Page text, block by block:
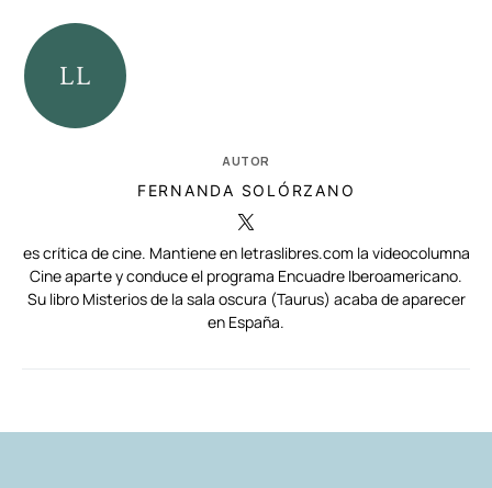
AUTOR
FERNANDA SOLÓRZANO
es crítica de cine. Mantiene en letraslibres.com la videocolumna
Cine aparte y conduce el programa Encuadre Iberoamericano.
Su libro Misterios de la sala oscura (Taurus) acaba de aparecer
en España.